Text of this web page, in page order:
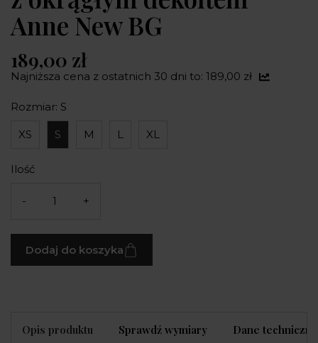
Anne New BG
189,00 zł
Najniższa cena z ostatnich 30 dni to: 189,00 zł
Rozmiar: S
XS S M L XL
Ilość
- +
Dodaj do koszyka
Opis produktu Sprawdź wymiary Dane techniczne